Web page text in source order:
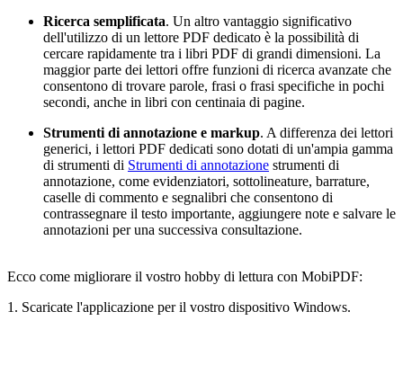
Ricerca semplificata. Un altro vantaggio significativo
dell'utilizzo di un lettore PDF dedicato è la possibilità di
cercare rapidamente tra i libri PDF di grandi dimensioni. La
maggior parte dei lettori offre funzioni di ricerca avanzate che
consentono di trovare parole, frasi o frasi specifiche in pochi
secondi, anche in libri con centinaia di pagine.
Strumenti di annotazione e markup. A differenza dei lettori
generici, i lettori PDF dedicati sono dotati di un'ampia gamma
di strumenti di Strumenti di annotazione strumenti di
annotazione, come evidenziatori, sottolineature, barrature,
caselle di commento e segnalibri che consentono di
contrassegnare il testo importante, aggiungere note e salvare le
annotazioni per una successiva consultazione.
Ecco come migliorare il vostro hobby di lettura con MobiPDF:
1. Scaricate l'applicazione per il vostro dispositivo Windows.